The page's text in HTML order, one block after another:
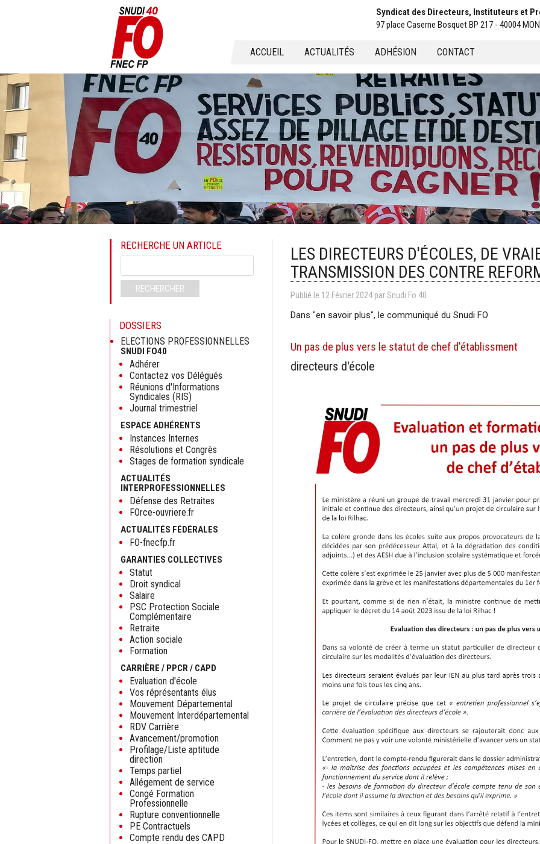
Syndicat des Directeurs, Instituteurs et
97 place Caserne Bosquet BP 217 - 40004
Aller
contenu
ACCUEIL ACTUALITÉS ADHÉSION CONTACT
LES DIRECTEURS D'ÉCOLES, DE
TRANSMISSION DES CONTRE
Publié le 12 Février 2024 par Snudi Fo 40
Dans "en savoir plus", le communiqué du Snudi FO
Un pas de plus vers le statut de chef d'établissment
directeurs d'école
RECHERCHE UN ARTICLE
clés
RECHERCHER
DOSSIERS
ELECTIONS PROFESSIONNELLES
SNUDI FO40
Adhérer
Contactez vos Délégués
Réunions d'Informations
Syndicales (RIS)
Journal trimestriel
ESPACE ADHÉRENTS
Instances Internes
Résolutions et Congrès
Stages de formation syndicale
ACTUALITÉS
INTERPROFESSIONNELLES
Défense des Retraites
FOrce-ouvriere.fr
ACTUALITÉS FÉDÉRALES
FO-fnecfp.fr
GARANTIES COLLECTIVES
Statut
Droit syndical
Salaire
PSC Protection Sociale
Complémentaire
Retraite
Action sociale
Formation
CARRIÈRE / PPCR / CAPD
Evaluation d'école
Vos réprésentants élus
Mouvement Départemental
Mouvement Interdépartemental
RDV Carrière
Avancement/promotion
Profilage/Liste aptitude
direction
Temps partiel
Allégement de service
Congé Formation
Professionnelle
Rupture conventionnelle
PE Contractuels
Compte rendu des CAPD